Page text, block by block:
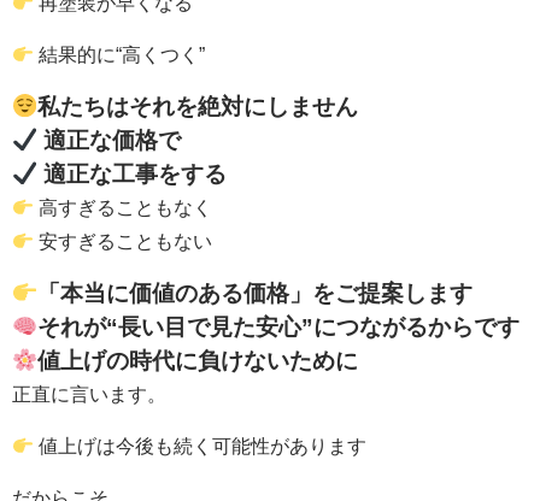
結果的に“高くつく”
私たちはそれを絶対にしません
適正な価格で
適正な工事をする
高すぎることもなく
安すぎることもない
「本当に価値のある価格」をご提案します
それが“長い目で見た安心”につながるからです
値上げの時代に負けないために
正直に言います。
値上げは今後も続く可能性があります